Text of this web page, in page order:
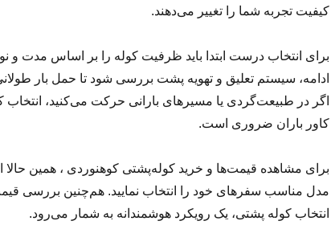
کیفیت تجربه شما را تغییر می‌دهند.
برای انتخاب درست ابتدا باید ظرفیت کوله را بر اساس مدت و
ادامه، سیستم تعلیق و تهویه پشت بررسی شود تا حمل بار
اگر در طبیعت‌گردی یا مسیرهای بارانی حرکت می‌کنید،
کاور باران ضروری است.
برای مشاهده قیمت‌ها و خرید کوله‌پشتی‌ کوهنوردی ، همین حالا
مدل مناسب سفرهای خود را انتخاب نمایید. هم‌چنین بررسی
انتخاب کوله پشتی، یک رویکرد هوشمندانه به شمار می‌رود.